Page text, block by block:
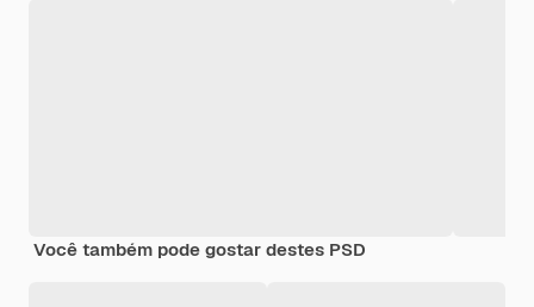
Você também pode gostar destes PSD